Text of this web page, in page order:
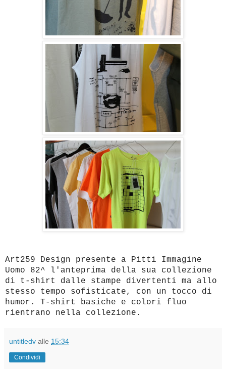
Art259 Design presente a Pitti Immagine
Uomo 82^ l'anteprima della sua collezione
di t-shirt dalle stampe divertenti ma allo
stesso tempo sofisticate, con un tocco di
humor. T-shirt basiche e colori fluo
rientrano nella collezione.
untitledv alle 15:34
Condividi